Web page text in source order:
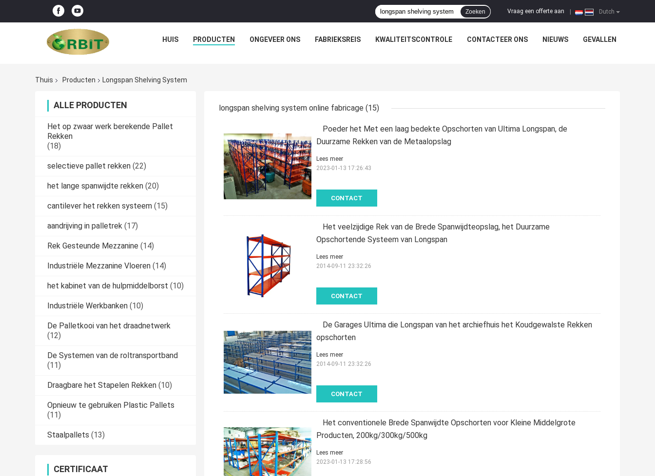
Dutch
Vraag een offerte aan
Zoeken
HUIS PRODUCTEN ONGEVEER ONS FABRIEKSREIS KWALITEITSCONTROLE CONTACTEER ONS NIEUWS GEVALLEN
Thuis Producten Longspan Shelving System
ALLE PRODUCTEN
Het op zwaar werk berekende Pallet
Rekken
(18)
selectieve pallet rekken (22)
het lange spanwijdte rekken (20)
cantilever het rekken systeem (15)
aandrijving in palletrek (17)
Rek Gesteunde Mezzanine (14)
Industriële Mezzanine Vloeren (14)
het kabinet van de hulpmiddelborst (10)
Industriële Werkbanken (10)
De Palletkooi van het draadnetwerk
(12)
De Systemen van de roltransportband
(11)
Draagbare het Stapelen Rekken (10)
Opnieuw te gebruiken Plastic Pallets
(11)
Staalpallets (13)
CERTIFICAAT
longspan shelving system online fabricage (15)
Poeder het Met een laag bedekte Opschorten van Ultima Longspan, de
Duurzame Rekken van de Metaalopslag
CONTACT
Lees meer
2023-01-13 17:26:43
Het veelzijdige Rek van de Brede Spanwijdteopslag, het Duurzame
Opschortende Systeem van Longspan
CONTACT
Lees meer
2014-09-11 23:32:26
De Garages Ultima die Longspan van het archiefhuis het Koudgewalste Rekken
opschorten
CONTACT
Lees meer
2014-09-11 23:32:26
Het conventionele Brede Spanwijdte Opschorten voor Kleine Middelgrote
Producten, 200kg/300kg/500kg
Lees meer
2023-01-13 17:28:56